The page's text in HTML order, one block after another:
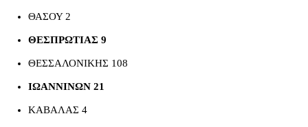
ΘΑΣΟΥ 2
ΘΕΣΠΡΩΤΙΑΣ 9
ΘΕΣΣΑΛΟΝΙΚΗΣ 108
ΙΩΑΝΝΙΝΩΝ 21
ΚΑΒΑΛΑΣ 4